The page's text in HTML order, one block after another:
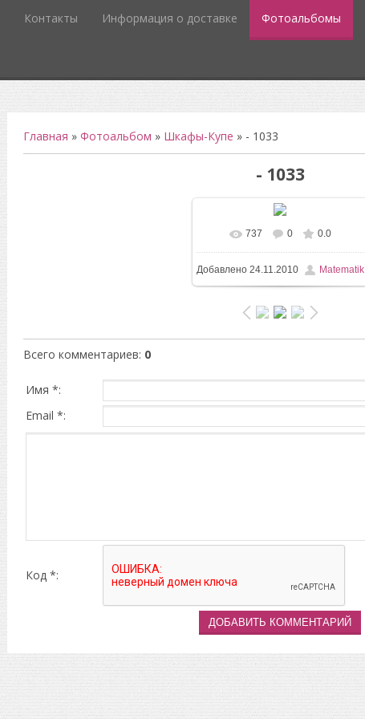
Контакты Информация о доставке Фотоальбомы
Главная » Фотоальбом » Шкафы-Купе » - 1033
- 1033
В реальном размере 512x384
/ 61.3Kb
737 0 0.0
Добавлено24.11.2010 Matematik
Всего комментариев: 0
Имя *:
Email *:
Код *: